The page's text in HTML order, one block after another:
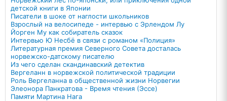
детской книги в Японии
Писатели в шоке от наглости школьников
Взрослый на велосипеде - интервью с Эрлендом Лу
Йорген Му как собиратель сказок
Интервью Ю Несбё в связи с романом «Полиция»
Литературная премия Северного Совета досталась
норвежско-датскому писателю
Из чего сделан скандинавский детектив
Вергеланн в норвежской политической традиции
Роль Вергеланна в общественной жизни Норвегии
Элеонора Панкратова - Время чтения (Эссе)
Памяти Мартина Нага